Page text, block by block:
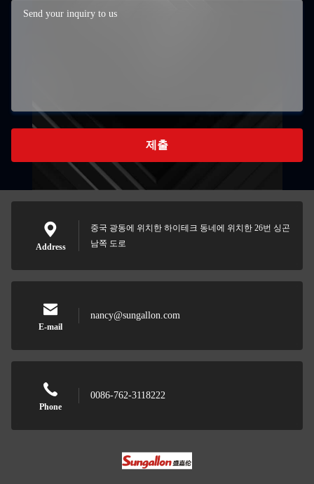
제출
Address
중국 광동에 위치한 하이테크 동네에 위치한 26번 싱곤
남쪽 도로
E-mail
nancy@sungallon.com
Phone
0086-762-3118222